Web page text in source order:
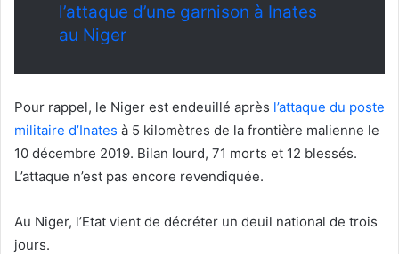
l’attaque d’une garnison à Inates
au Niger
Pour rappel, le Niger est endeuillé après l’attaque du poste
militaire d’Inates à 5 kilomètres de la frontière malienne le
10 décembre 2019. Bilan lourd, 71 morts et 12 blessés.
L’attaque n’est pas encore revendiquée.
Au Niger, l’Etat vient de décréter un deuil national de trois
jours.